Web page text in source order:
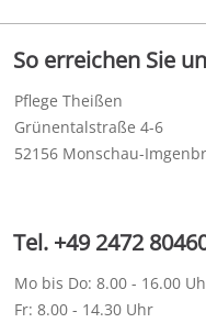
So erreichen Sie
Pflege Theißen
Grünentalstraße 4-6
52156 Monschau-
Tel. +49 2472
Mo bis Do: 8.00 - 16.00
Fr: 8.00 - 14.30 Uhr